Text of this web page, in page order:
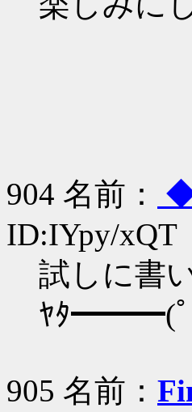
904 名前：
ID:IYpy/xQT
試しに書
ﾔﾀ━━━(
905 名前：